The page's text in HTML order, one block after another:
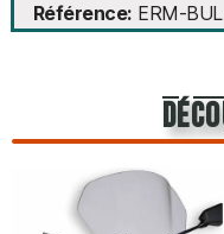
Référence ERM-